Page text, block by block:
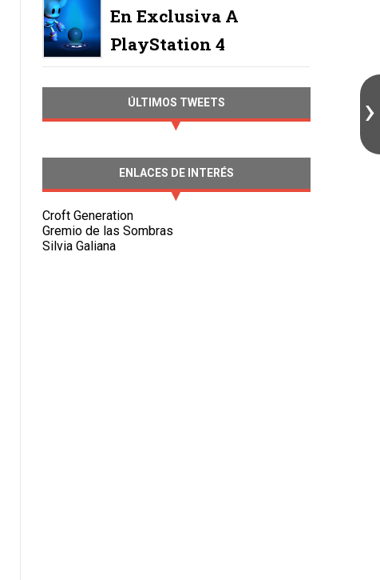
En Exclusiva A
PlayStation 4
ÚLTIMOS TWEETS
ENLACES DE INTERÉS
Croft Generation
Gremio de las Sombras
Silvia Galiana